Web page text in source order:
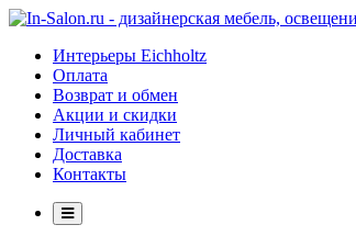
Интерьеры Eichholtz
Оплата
Возврат и обмен
Акции и скидки
Личный кабинет
Доставка
Контакты